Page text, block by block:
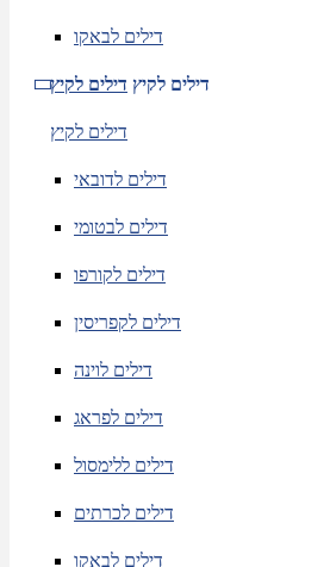
דילים לבאקו
דילים לקיץ דילים לקיץ
דילים לקיץ
דילים לדובאי
דילים לבטומי
דילים לקורפו
דילים לקפריסין
דילים לוינה
דילים לפראג
דילים ללימסול
דילים לכרתים
דילים לבאקו